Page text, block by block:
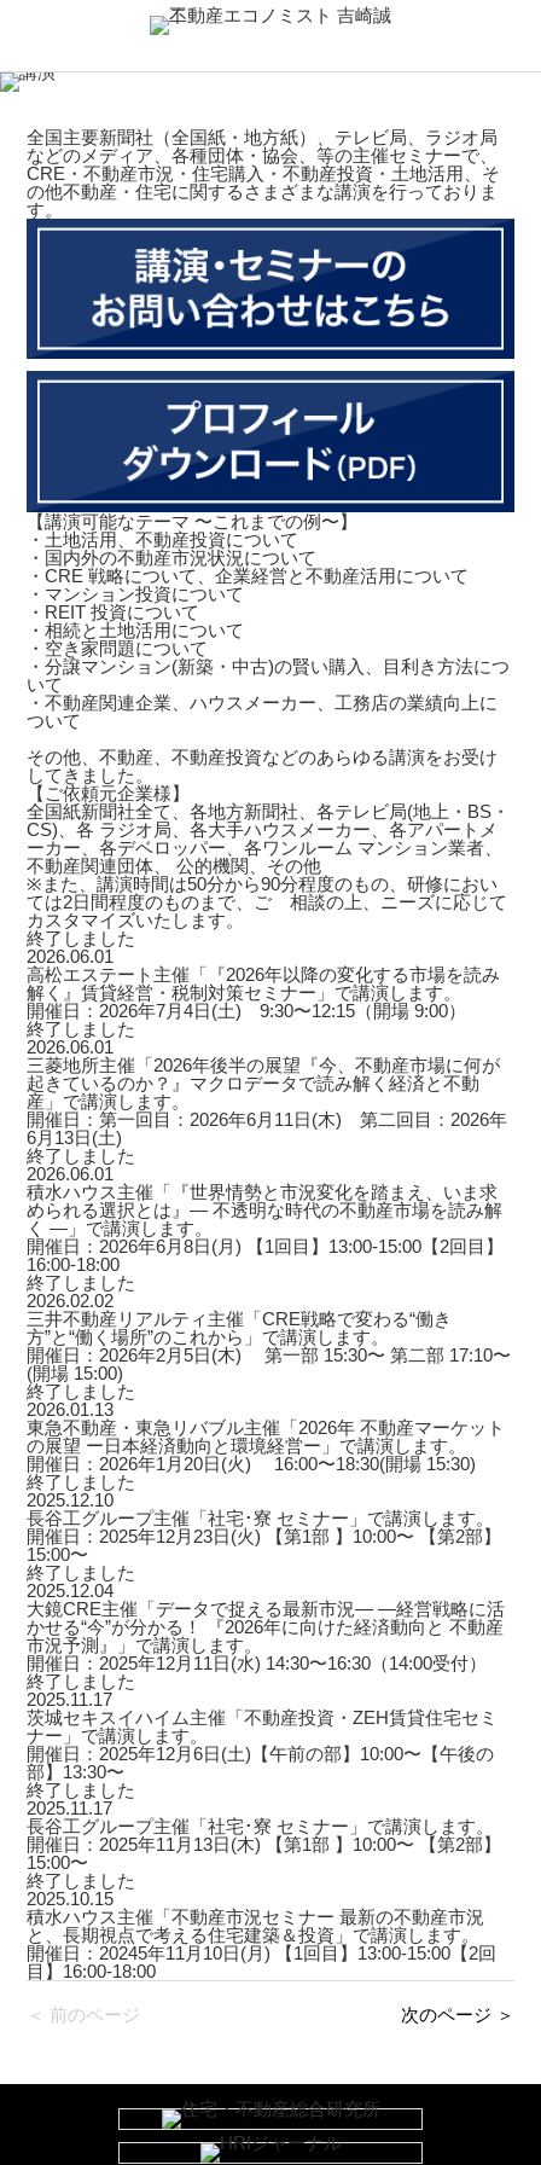
全国主要新聞社（全国紙・地方紙）、テレビ局、ラジオ局
などのメディア、各種団体・協会、等の主催セミナーで、
CRE・不動産市況・住宅購入・不動産投資・土地活用、そ
の他不動産・住宅に関するさまざまな講演を行っておりま
す。
【講演可能なテーマ 〜これまでの例〜】
・土地活用、不動産投資について
・国内外の不動産市況状況について
・CRE 戦略について、企業経営と不動産活用について
・マンション投資について
・REIT 投資について
・相続と土地活用について
・空き家問題について
・分譲マンション(新築・中古)の賢い購入、目利き方法につ
いて
・不動産関連企業、ハウスメーカー、工務店の業績向上に
ついて
その他、不動産、不動産投資などのあらゆる講演をお受け
してきました。
【ご依頼元企業様】
全国紙新聞社全て、各地方新聞社、各テレビ局(地上・BS・
CS)、各 ラジオ局、各大手ハウスメーカー、各アパートメ
ーカー、各デベロッパー、各ワンルーム マンション業者、
不動産関連団体、 公的機関、その他
※また、講演時間は50分から90分程度のもの、研修におい
ては2日間程度のものまで、ご゙相談の上、ニーズに応じて
カスタマイズいたします。
終了しました
2026.06.01
高松エステート主催「『2026年以降の変化する市場を読み
解く』賃貸経営・税制対策セミナー」で講演します。
開催日：2026年7月4日(土) 9:30〜12:15（開場 9:00）
終了しました
2026.06.01
三菱地所主催「2026年後半の展望『今、不動産市場に何が
起きているのか？』マクロデータで読み解く経済と不動
産」で講演します。
開催日：第一回目：2026年6月11日(木) 第二回目：2026年
6月13日(土)
終了しました
2026.06.01
積水ハウス主催「『世界情勢と市況変化を踏まえ、いま求
められる選択とは』― 不透明な時代の不動産市場を読み解
く ―」で講演します。
開催日：2026年6月8日(月) 【1回目】13:00-15:00【2回目】
16:00-18:00
終了しました
2026.02.02
三井不動産リアルティ主催「CRE戦略で変わる“働き
方”と“働く場所”のこれから」で講演します。
開催日：2026年2月5日(木) 第一部 15:30〜 第二部 17:10〜
(開場 15:00)
終了しました
2026.01.13
東急不動産・東急リバブル主催「2026年 不動産マーケット
の展望 ー日本経済動向と環境経営ー」で講演します。
開催日：2026年1月20日(火) 16:00〜18:30(開場 15:30)
終了しました
2025.12.10
長谷工グループ主催「社宅･寮 セミナー」で講演します。
開催日：2025年12月23日(火) 【第1部 】10:00〜 【第2部】
15:00〜
終了しました
2025.12.04
大鏡CRE主催「データで捉える最新市況― ―経営戦略に活
かせる“今”が分かる！ 『2026年に向けた経済動向と 不動産
市況予測』」で講演します。
開催日：2025年12月11日(水) 14:30〜16:30（14:00受付）
終了しました
2025.11.17
茨城セキスイハイム主催「不動産投資・ZEH賃貸住宅セミ
ナー」で講演します。
開催日：2025年12月6日(土)【午前の部】10:00〜【午後の
部】13:30〜
終了しました
2025.11.17
長谷工グループ主催「社宅･寮 セミナー」で講演します。
開催日：2025年11月13日(木) 【第1部 】10:00〜 【第2部】
15:00〜
終了しました
2025.10.15
積水ハウス主催「不動産市況セミナー 最新の不動産市況
と、長期視点で考える住宅建築＆投資」で講演します。
開催日：20245年11月10日(月) 【1回目】13:00-15:00【2回
目】16:00-18:00
＜ 前のページ 次のページ ＞